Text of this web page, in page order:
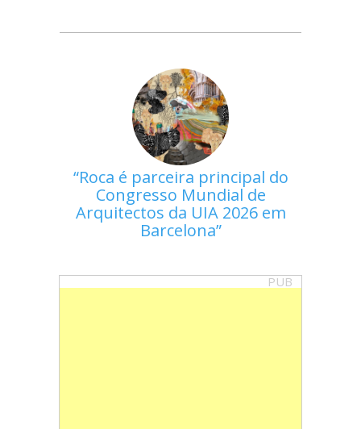
Roca é parceira principal do
Congresso Mundial de
Arquitectos da UIA 2026 em
Barcelona
PUB